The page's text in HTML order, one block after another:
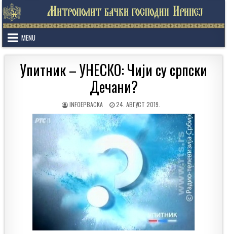
Skip
to
content
MENU
Упитник – УНЕСКО: Чији су српски
Дечани?
AUTHOR:
INFOEPBACKA
PUBLISHED
DATE:
24. АВГУСТ 2019.